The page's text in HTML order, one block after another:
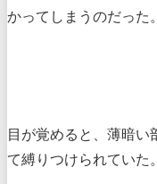
かってしまうのだった。
目が覚めると、薄暗
て縛りつけられていた。